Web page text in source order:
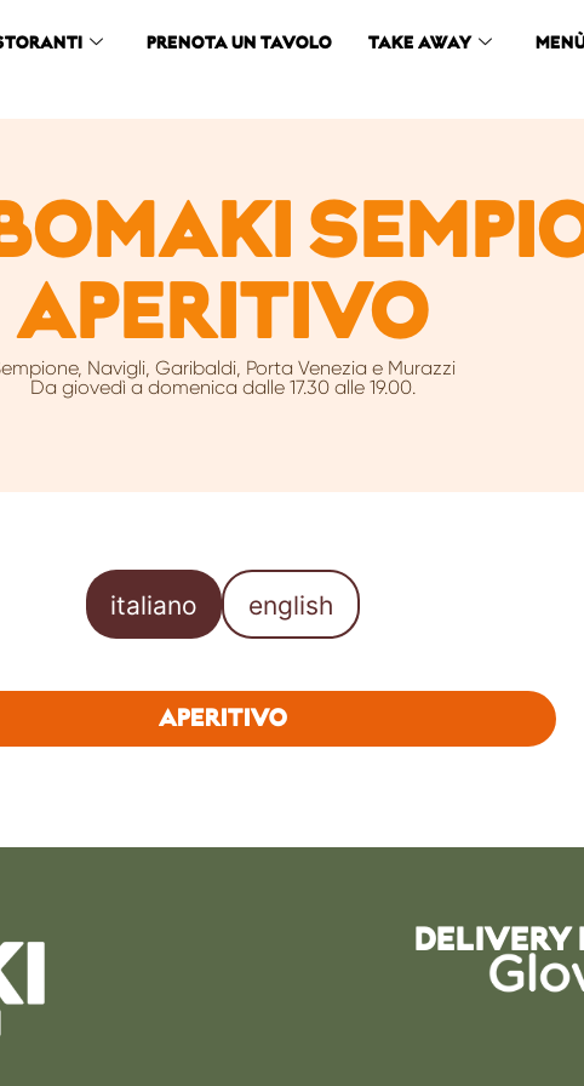
PRENOTA UN TAVOLO TAKE AWAY
APERITIVO
Navigli, Garibaldi, Porta Venezia e Murazzi
Da giovedì a domenica dalle 17.30 alle 19.00.
italiano english
APERITIVO
DELIVERY